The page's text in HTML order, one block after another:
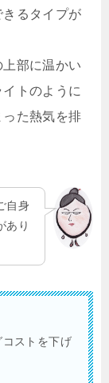
るタイプが
部に温かい
トのように
た熱気を排
自身
あり
ストを下げ